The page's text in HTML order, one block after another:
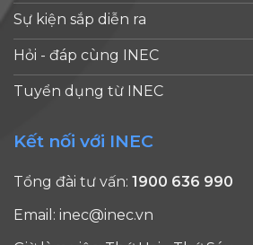
Sự kiện sắp diễn ra
Hỏi - đáp cùng INEC
Tuyển dụng từ INEC
Kết nối với INEC
Tổng đài tư vấn: 1900 636 990
Email: inec@inec.vn